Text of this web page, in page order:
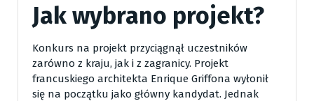
Jak wybrano projekt?
Konkurs na projekt przyciągnął uczestników
zarówno z kraju, jak i z zagranicy. Projekt
francuskiego architekta Enrique Griffona wyłonił
się na początku jako główny kandydat. Jednak